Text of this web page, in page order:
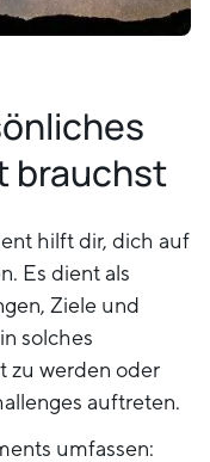
brauchst
hilft dir, dich auf
Es dient als
Ziele und
solches
zu werden oder
auftreten.
umfassen: